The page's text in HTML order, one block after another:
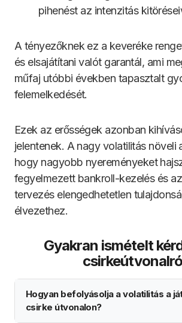
pihenést az intenzitás
A tényezőknek ez a keveréke
és elsajátítani valót garantál, ami
műfaj utóbbi években tapasztalt
felemelkedését.
Ezek az erősségek azonban
jelentenek. A nagy volatilitás növeli
hogy nagyobb nyereményeket
fegyelmezett bankroll-kezelés és
tervezés elengedhetetlen
élvezethez.
Gyakran ismételt
Hogyan befolyásolja a volatilitás a
csirke útvonalon?